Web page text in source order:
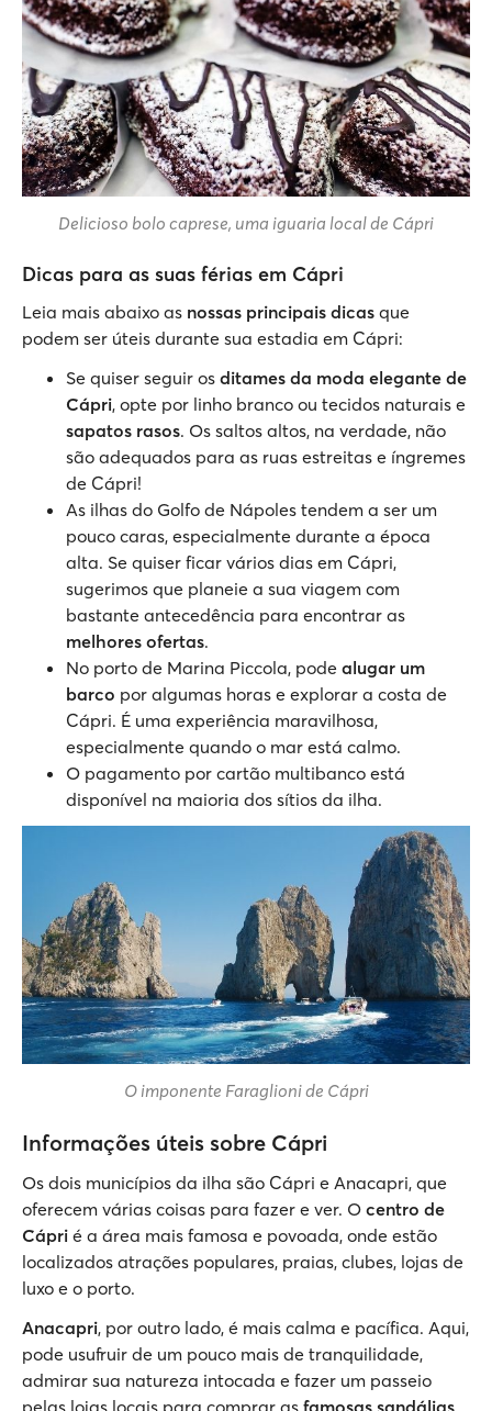
Delicioso bolo caprese, uma iguaria local de Cápri
Dicas para as suas férias em Cápri
Leia mais abaixo as nossas principais dicas que
podem ser úteis durante sua estadia em Cápri:
Se quiser seguir os ditames da moda elegante de
Cápri, opte por linho branco ou tecidos naturais e
sapatos rasos. Os saltos altos, na verdade, não
são adequados para as ruas estreitas e íngremes
de Cápri!
As ilhas do Golfo de Nápoles tendem a ser um
pouco caras, especialmente durante a época
alta. Se quiser ficar vários dias em Cápri,
sugerimos que planeie a sua viagem com
bastante antecedência para encontrar as
melhores ofertas.
No porto de Marina Piccola, pode alugar um
barco por algumas horas e explorar a costa de
Cápri. É uma experiência maravilhosa,
especialmente quando o mar está calmo.
O pagamento por cartão multibanco está
disponível na maioria dos sítios da ilha.
O imponente Faraglioni de Cápri
Informações úteis sobre Cápri
Os dois municípios da ilha são Cápri e Anacapri, que
oferecem várias coisas para fazer e ver. O centro de
Cápri é a área mais famosa e povoada, onde estão
localizados atrações populares, praias, clubes, lojas de
luxo e o porto.
Anacapri, por outro lado, é mais calma e pacífica. Aqui,
pode usufruir de um pouco mais de tranquilidade,
admirar sua natureza intocada e fazer um passeio
pelas lojas locais para comprar as famosas sandálias